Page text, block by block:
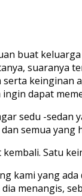
buat
suaranya
dapat
sedu -
semua
Satu
kami yang
menangis,